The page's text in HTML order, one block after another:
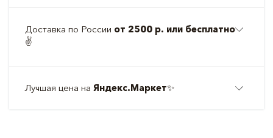
Доставка по России от 2500 р. или бесплатно
✌️
Лучшая цена на Яндекс.Маркет✨